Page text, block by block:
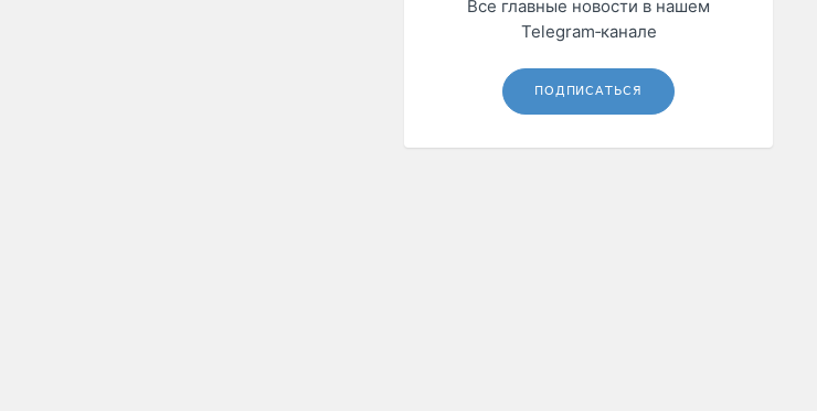
Все главные новости в нашем
Telegram‑канале
ПОДПИСАТЬСЯ